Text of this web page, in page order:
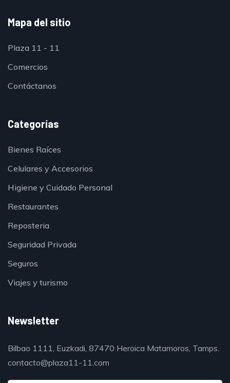
Mapa del sitio
Plaza 11 - 11
Comercios
Contáctanos
Categorías
Bienes Raíces
Celulares y Accesorios
Higiene y Cuidado Personal
Restaurantes
Reposteria
Seguridad Privada
Seguros
Viajes y turismo
Newsletter
Bilbao 1111, Euzkadi, 87470 Heroica Matamoros, Tamps.
contacto@plaza11-11.com